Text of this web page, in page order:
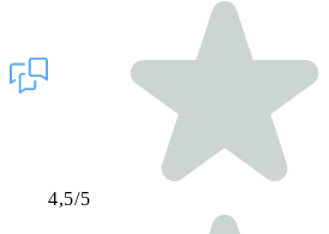
4,5/5